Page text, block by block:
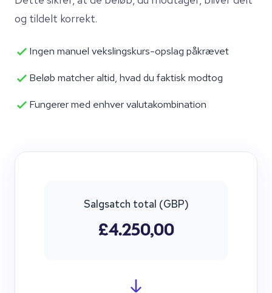
og tildelt korrekt.
Ingen manuel vekslingskurs-opslag påkrævet
Beløb matcher altid, hvad du faktisk modtog
Fungerer med enhver valutakombination
Salgsatch total (GBP)
£4.250,00